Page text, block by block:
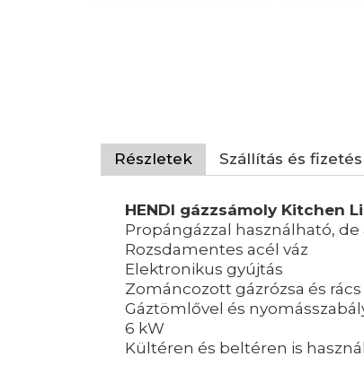
Részletek Szállítás és fizetés
HENDI gázzsámoly Kitchen
Propángázzal használható,
Rozsdamentes acél váz
Elektronikus gyújtás
Zománcozott gázrózsa és rács
Gáztömlővel és
6 kW
Kültéren és beltéren is